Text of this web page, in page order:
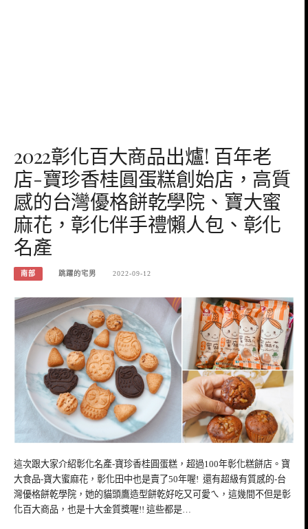
2022彰化百大商品出爐! 百年老
店-寶珍香桂圓蛋糕創始店，高質
感的台灣優格餅乾學院、寶大蜜
麻花，彰化伴手禮懶人包、彰化
名產
南部 跳躍的宅男 2022-09-12
這次跟大家介紹彰化名產-寶珍香桂圓蛋糕，超過100年彰化糕餅店。寶
大食品-寶大蜜麻花，彰化田中也是賣了50年喔! 還有超級有質感的-台
灣優格餅乾學院，她的貓頭鷹造型餅乾好吃又可愛ㄟ，這幾間不但是彰
化百大商品，也是十大金質獎喔!! 這些都是…